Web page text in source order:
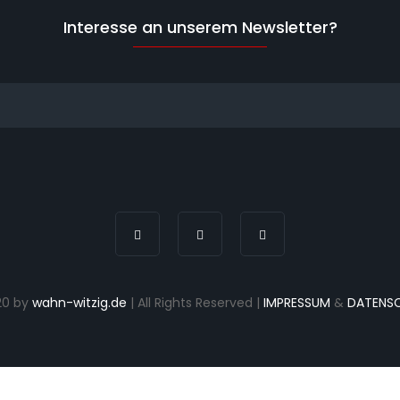
Interesse an unserem Newsletter?
by wahn-witzig.de | All Rights Reserved | IMPRESSUM &